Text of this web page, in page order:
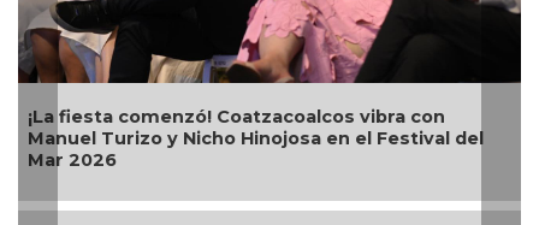
comenzó! Coatzacoalcos vibra con
y Nicho Hinojosa en el Festival del
Alcalde
Bugambilias